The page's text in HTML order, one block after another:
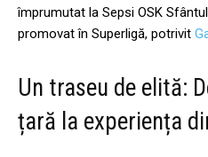
împrumutat la Sepsi OSK
promovat în Superligă, potrivit
Un traseu de elită:
țară la experiența